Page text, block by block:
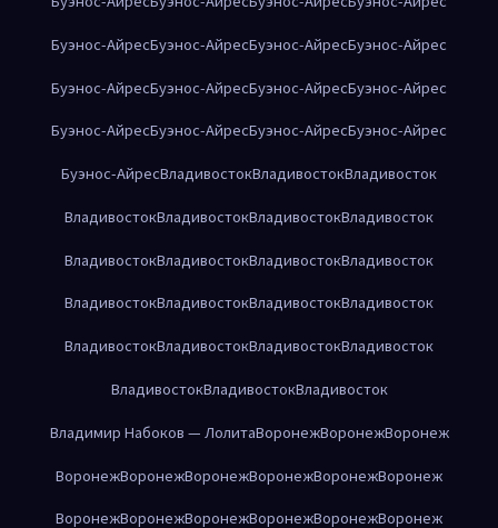
Буэнос-АйресБуэнос-АйресБуэнос-АйресБуэнос-Айрес
Буэнос-АйресБуэнос-АйресБуэнос-АйресБуэнос-Айрес
Буэнос-АйресБуэнос-АйресБуэнос-АйресБуэнос-Айрес
Буэнос-АйресВладивостокВладивостокВладивосток
ВладивостокВладивостокВладивостокВладивосток
ВладивостокВладивостокВладивостокВладивосток
ВладивостокВладивостокВладивостокВладивосток
ВладивостокВладивостокВладивостокВладивосток
ВладивостокВладивостокВладивосток
Владимир Набоков — ЛолитаВоронежВоронежВоронеж
ВоронежВоронежВоронежВоронежВоронежВоронеж
ВоронежВоронежВоронежВоронежВоронежВоронеж